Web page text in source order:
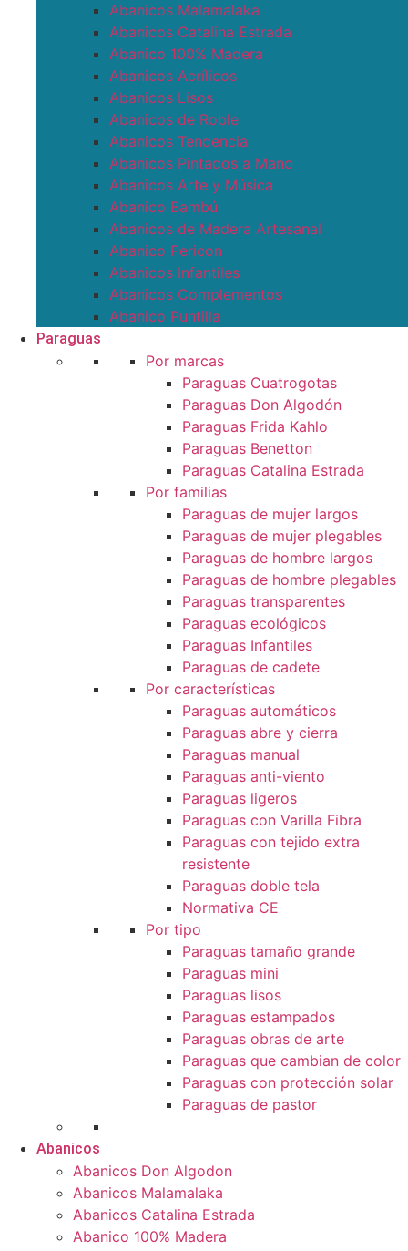
Abanicos Malamalaka
Abanicos Catalina Estrada
Abanico 100% Madera
Abanicos Acrílicos
Abanicos Lisos
Abanicos de Roble
Abanicos Tendencia
Abanicos Pintados a Mano
Abanicos Arte y Música
Abanico Bambú
Abanicos de Madera Artesanal
Abanico Pericon
Abanicos Infantiles
Abanicos Complementos
Abanico Puntilla
Paraguas
Por marcas
Paraguas Cuatrogotas
Paraguas Don Algodón
Paraguas Frida Kahlo
Paraguas Benetton
Paraguas Catalina Estrada
Por familias
Paraguas de mujer largos
Paraguas de mujer plegables
Paraguas de hombre largos
Paraguas de hombre plegables
Paraguas transparentes
Paraguas ecológicos
Paraguas Infantiles
Paraguas de cadete
Por características
Paraguas automáticos
Paraguas abre y cierra
Paraguas manual
Paraguas anti-viento
Paraguas ligeros
Paraguas con Varilla Fibra
Paraguas con tejido extra
resistente
Paraguas doble tela
Normativa CE
Por tipo
Paraguas tamaño grande
Paraguas mini
Paraguas lisos
Paraguas estampados
Paraguas obras de arte
Paraguas que cambian de color
Paraguas con protección solar
Paraguas de pastor
Abanicos
Abanicos Don Algodon
Abanicos Malamalaka
Abanicos Catalina Estrada
Abanico 100% Madera